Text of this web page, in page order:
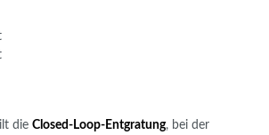
die Closed-Loop-Entgratung, bei der